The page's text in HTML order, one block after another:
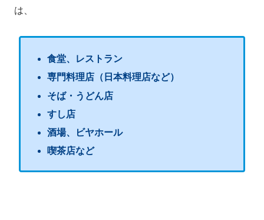
は、
食堂、レストラン
専門料理店（日本料理店など）
そば・うどん店
すし店
酒場、ビヤホール
喫茶店など